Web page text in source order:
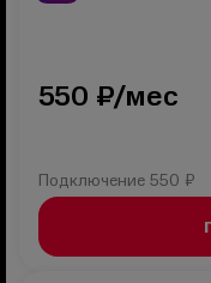
550 ₽/мес
Подключение 550 ₽